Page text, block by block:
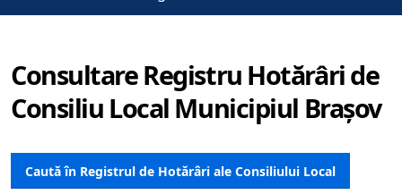
Consultare Registru Hotărâri de
Consiliu Local Municipiul Brașov
Caută în Registrul de Hotărâri ale Consiliului Local